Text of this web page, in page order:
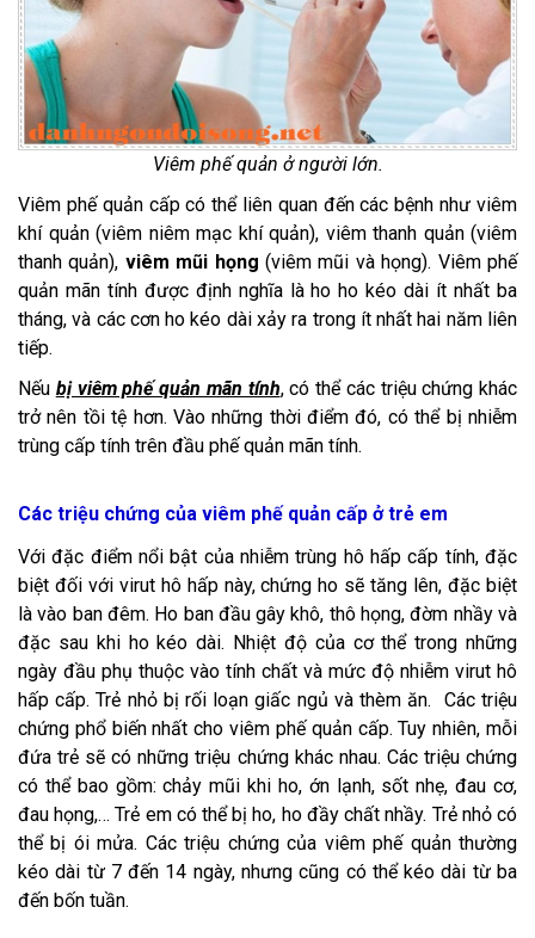
Viêm phế quản ở người lớn.
Viêm phế quản cấp có thể liên quan đến các bệnh như viêm
khí quản (viêm niêm mạc khí quản), viêm thanh quản (viêm
thanh quản), viêm mũi họng (viêm mũi và họng). Viêm phế
quản mãn tính được định nghĩa là ho ho kéo dài ít nhất ba
tháng, và các cơn ho kéo dài xảy ra trong ít nhất hai năm liên
tiếp.
Nếu bị viêm phế quản mãn tính, có thể các triệu chứng khác
trở nên tồi tệ hơn. Vào những thời điểm đó, có thể bị nhiễm
trùng cấp tính trên đầu phế quản mãn tính.
Các triệu chứng của viêm phế quản cấp ở trẻ em
Với đặc điểm nổi bật của nhiễm trùng hô hấp cấp tính, đặc
biệt đối với virut hô hấp này, chứng ho sẽ tăng lên, đặc biệt
là vào ban đêm. Ho ban đầu gây khô, thô họng, đờm nhầy và
đặc sau khi ho kéo dài. Nhiệt độ của cơ thể trong những
ngày đầu phụ thuộc vào tính chất và mức độ nhiễm virut hô
hấp cấp. Trẻ nhỏ bị rối loạn giấc ngủ và thèm ăn. Các triệu
chứng phổ biến nhất cho viêm phế quản cấp. Tuy nhiên, mỗi
đứa trẻ sẽ có những triệu chứng khác nhau. Các triệu chứng
có thể bao gồm: chảy mũi khi ho, ớn lạnh, sốt nhẹ, đau cơ,
đau họng,… Trẻ em có thể bị ho, ho đầy chất nhầy. Trẻ nhỏ có
thể bị ói mửa. Các triệu chứng của viêm phế quản thường
kéo dài từ 7 đến 14 ngày, nhưng cũng có thể kéo dài từ ba
đến bốn tuần.